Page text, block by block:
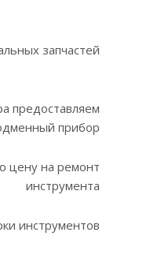
запчастей
предоставляем
прибор
цену на ремонт
инструмента
инструментов